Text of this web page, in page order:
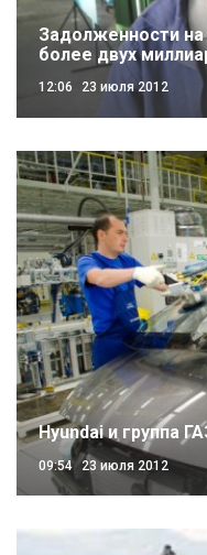
Задолженности
более двух
12:06 23 июля 2012
Hyundai и группа
09:54 23 июля 2012